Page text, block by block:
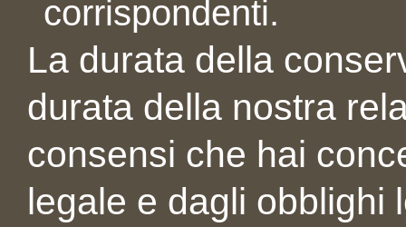
corrispondenti.
La durata della
durata della nostra
consensi che hai
legale e dagli obblighi